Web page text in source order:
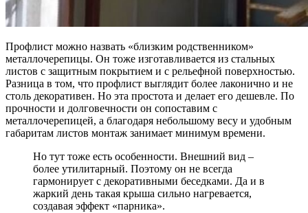
Профлист можно назвать «близким родственником»
металлочерепицы. Он тоже изготавливается из стальных
листов с защитным покрытием и с рельефной поверхностью.
Разница в том, что профлист выглядит более лаконично и не
столь декоративен. Но эта простота и делает его дешевле. По
прочности и долговечности он сопоставим с
металлочерепицей, а благодаря небольшому весу и удобным
габаритам листов монтаж занимает минимум времени.
Но тут тоже есть особенности. Внешний вид –
более утилитарный. Поэтому он не всегда
гармонирует с декоративными беседками. Да и в
жаркий день такая крыша сильно нагревается,
создавая эффект «парника».